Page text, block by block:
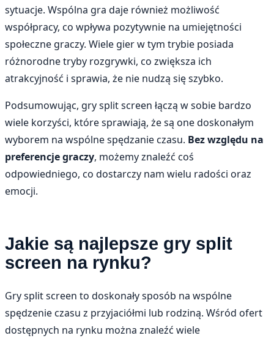
sytuacje. Wspólna gra daje również możliwość
współpracy, co wpływa pozytywnie na umiejętności
społeczne graczy. Wiele gier w tym trybie posiada
różnorodne tryby rozgrywki, co zwiększa ich
atrakcyjność i sprawia, że nie nudzą się szybko.
Podsumowując, gry split screen łączą w sobie bardzo
wiele korzyści, które sprawiają, że są one doskonałym
wyborem na wspólne spędzanie czasu. Bez względu na
preferencje graczy, możemy znaleźć coś
odpowiedniego, co dostarczy nam wielu radości oraz
emocji.
Jakie są najlepsze gry split
screen na rynku?
Gry split screen to doskonały sposób na wspólne
spędzenie czasu z przyjaciółmi lub rodziną. Wśród ofert
dostępnych na rynku można znaleźć wiele